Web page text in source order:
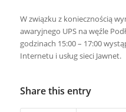
W związku z koniecznością
awaryjnego UPS na węźle
godzinach 15:00 – 17:00
Internetu i usług sieci Jawnet.
Share this entry